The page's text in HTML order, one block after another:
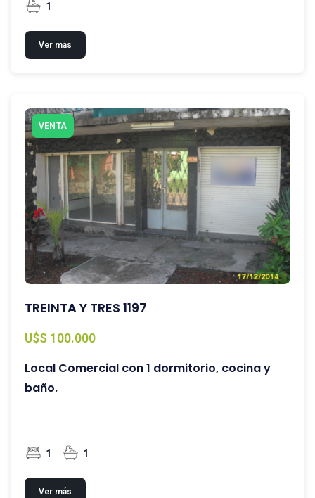
1
Ver más
VENTA
TREINTA Y TRES 1197
U$S 100.000
Local Comercial con 1 dormitorio, cocina y
baño.
1 1
Ver más